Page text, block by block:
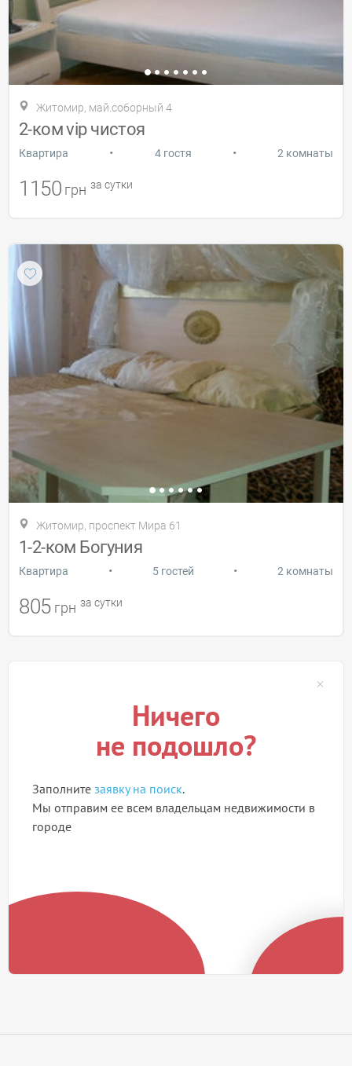
Житомир, май.соборный 4
2-ком vip чистоя
Квартира • 4 гостя • 2 комнаты
1150 грн за сутки
Житомир, проспект Мира 61
1-2-ком Богуния
Квартира • 5 гостей • 2 комнаты
805 грн за сутки
Ничего
не подошло?
Заполните заявку на поиск.
Мы отправим ее всем владельцам недвижимости в
городе